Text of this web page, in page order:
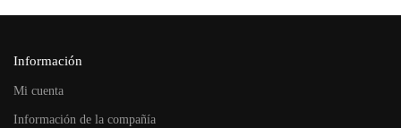
Información
Mi cuenta
Información de la compañía